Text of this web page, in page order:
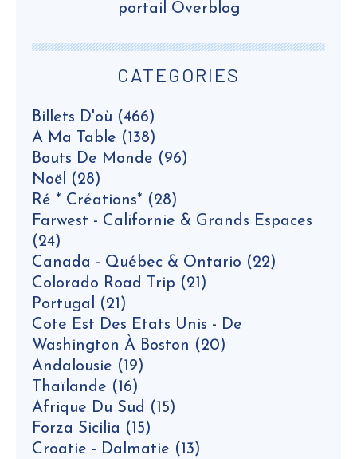
CATEGORIES
Billets D'où (466)
A Ma Table (138)
Bouts De Monde (96)
Noël (28)
Ré * Créations* (28)
Farwest - Californie & Grands Espaces
(24)
Canada - Québec & Ontario (22)
Colorado Road Trip (21)
Portugal (21)
Cote Est Des Etats Unis - De
Washington À Boston (20)
Andalousie (19)
Thaïlande (16)
Afrique Du Sud (15)
Forza Sicilia (15)
Croatie - Dalmatie (13)
portail Overblog